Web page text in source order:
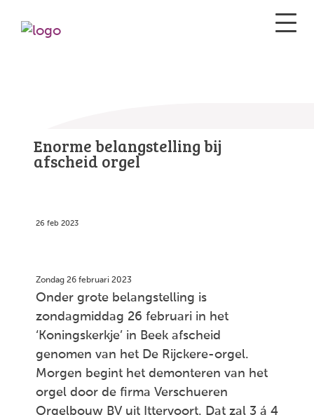
Enorme belangstelling bij
afscheid orgel
26 feb 2023
Zondag 26 februari 2023
Onder grote belangstelling is
zondagmiddag 26 februari in het
‘Koningskerkje’ in Beek afscheid
genomen van het De Rijckere-orgel.
Morgen begint het demonteren van het
orgel door de firma Verschueren
Orgelbouw BV uit Ittervoort. Dat zal 3 á 4